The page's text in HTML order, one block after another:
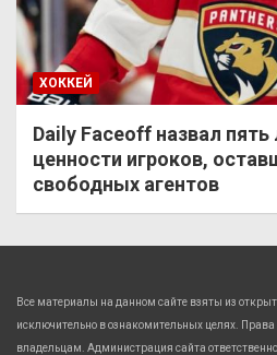
ХОККЕЙ
Daily Faceoff назвал пять
ценности игроков,
свободных агентов
Все материалы на данном сайте взяты из
исключительно в ознакомительных целях.
владельцам. Администрация сайта